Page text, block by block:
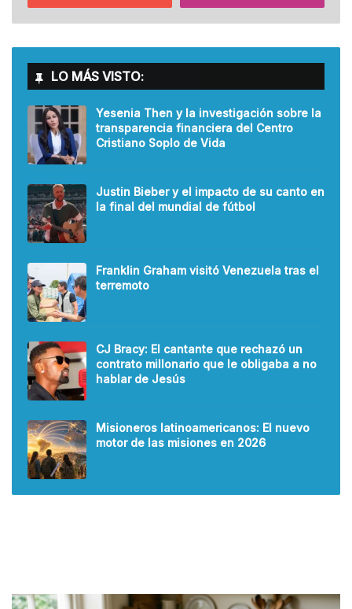
LO MÁS VISTO:
Yesenia Then y la investigación sobre la
transparencia financiera del Centro
Cristiano Soplo de Vida
Justin Bieber y el impacto de su canto en
la final del mundial de fútbol
Franklin Graham visitó Venezuela tras el
terremoto
CJ Bracy: El cantante que rechazó un
contrato millonario que le obligaba a no
hablar de Jesús
Misioneros latinoamericanos: El nuevo
motor de las misiones en 2026